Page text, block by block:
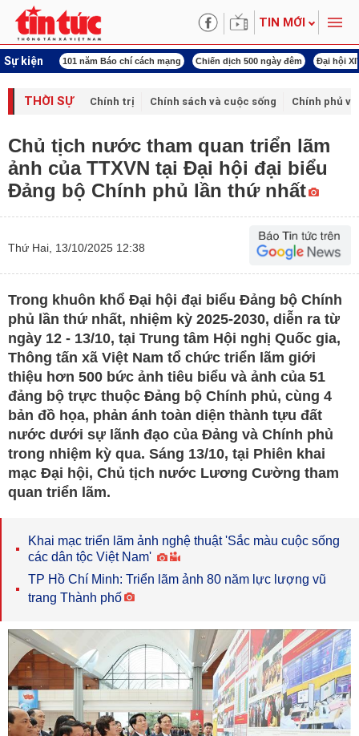
TIN MỚI
Sự kiện
tên Bác 101 năm Báo chí cách mạng Chiến dịch 500 ngày đêm Đại hội
THỜI SỰ Chính trị Chính sách và cuộc sống Chính phủ
Chủ tịch nước tham quan triển lãm
ảnh của TTXVN tại Đại hội đại biểu
Đảng bộ Chính phủ lần thứ nhất
Thứ Hai, 13/10/2025 12:38
Trong khuôn khổ Đại hội đại biểu Đảng bộ Chính
phủ lần thứ nhất, nhiệm kỳ 2025-2030, diễn ra từ
ngày 12 - 13/10, tại Trung tâm Hội nghị Quốc gia,
Thông tấn xã Việt Nam tổ chức triển lãm giới
thiệu hơn 500 bức ảnh tiêu biểu và ảnh của 51
đảng bộ trực thuộc Đảng bộ Chính phủ, cùng 4
bản đồ họa, phản ánh toàn diện thành tựu đất
nước dưới sự lãnh đạo của Đảng và Chính phủ
trong nhiệm kỳ qua. Sáng 13/10, tại Phiên khai
mạc Đại hội, Chủ tịch nước Lương Cường tham
quan triển lãm.
Khai mạc triển lãm ảnh nghệ thuật 'Sắc màu cuộc sống
các dân tộc Việt Nam'
TP Hồ Chí Minh: Triển lãm ảnh 80 năm lực lượng vũ
trang Thành phố